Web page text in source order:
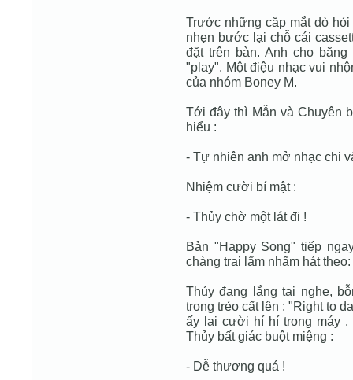
Trước những cặp mắt dò hỏi
nhẹn bước lại chỗ cái
đặt trên bàn. Anh cho
"play". Một điệu nhạc vui
của nhóm Boney M.
Tới đây thì Mẫn và Chuyên
hiểu :
- Tự nhiên anh mở nhạc chi
Nhiệm cười bí mật :
- Thủy chờ một lát đi !
Bản "Happy Song" tiếp
chàng trai lẩm nhẩm hát
Thủy đang lắng tai nghe,
trong trẻo cất lên : "Right to
ấy lại cười hí hí trong máy
Thủy bất giác buột miệng :
- Dễ thương quá !